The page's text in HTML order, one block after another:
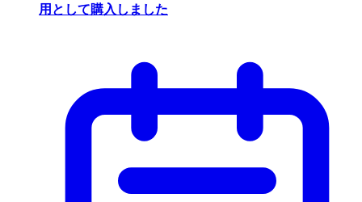
用として購入しました